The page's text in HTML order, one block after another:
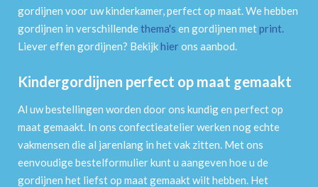
gordijnen voor uw kinderkamer, perfect op maat. We hebben
gordijnen in verschillendethema's en gordijnen metprint.
Liever effen gordijnen? Bekijkhierons aanbod.
Kindergordijnen perfect op maat gemaakt
Al uw bestellingen worden door ons kundig en perfect op
maat gemaakt. In ons confectieatelier werken nog echte
vakmensen die al jarenlang in het vak zitten. Met ons
eenvoudige bestelformulier kunt u aangeven hoe u de
gordijnen het liefst op maat gemaakt wilt hebben. Het